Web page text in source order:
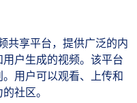
共享平台，提供广泛的内
户生成的视频。该平台
用户可以观看、上传和
社区。